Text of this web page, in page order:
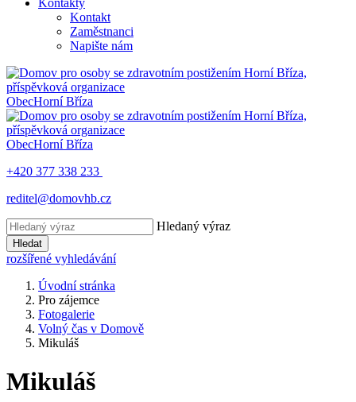
Kontakty
Kontakt
Zaměstnanci
Napište nám
ObecHorní Bříza
ObecHorní Bříza
+420 377 338 233
reditel@domovhb.cz
Hledaný výraz
Hledat
rozšířené vyhledávání
Úvodní stránka
Pro zájemce
Fotogalerie
Volný čas v Domově
Mikuláš
Mikuláš